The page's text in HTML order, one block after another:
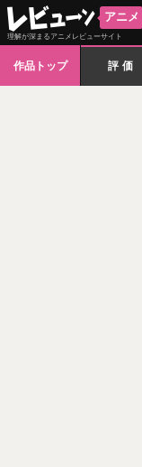
アニメ
理解が深まるアニメレビューサイト
作品トップ 評価